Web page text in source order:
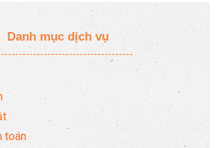
Danh mục dịch vụ
toán